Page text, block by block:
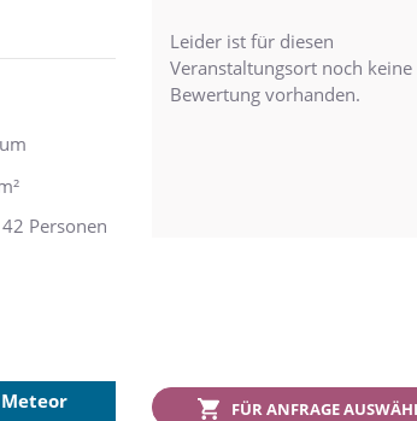
Personen
Leider ist für diesen
Veranstaltungsort noch keine
Bewertung vorhanden.
FÜR ANFRAGE